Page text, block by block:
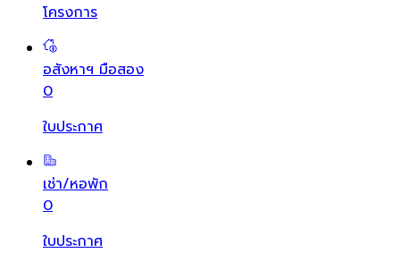
โครงการ
อสังหาฯ มือสอง
0
ใบประกาศ
เช่า/หอพัก
0
ใบประกาศ